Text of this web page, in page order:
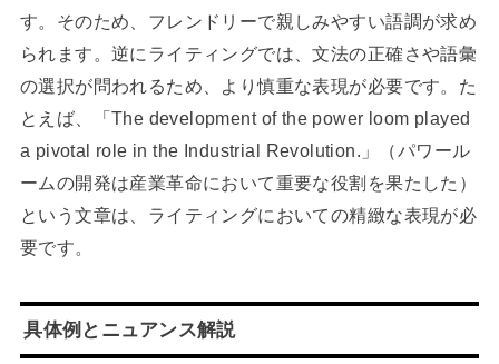
す。そのため、フレンドリーで親しみやすい語調が求め
られます。逆にライティングでは、文法の正確さや語彙
の選択が問われるため、より慎重な表現が必要です。た
とえば、「The development of the power loom played
a pivotal role in the Industrial Revolution.」（パワール
ームの開発は産業革命において重要な役割を果たした）
という文章は、ライティングにおいての精緻な表現が必
要です。
具体例とニュアンス解説